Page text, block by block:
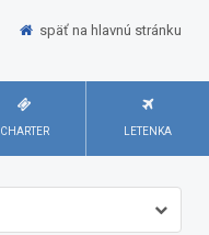
späť na hlavnú stránku
CHARTER LETENKA